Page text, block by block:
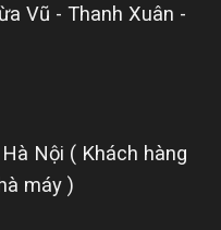
Vũ - Thanh Xuân -
Nội ( Khách hàng
máy )